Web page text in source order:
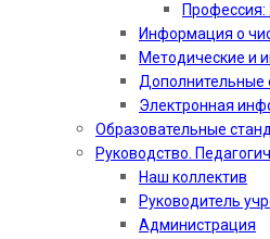
Информация о
Методические и
Дополнительные
Электронная
Образовательные
Руководство.
Наш коллектив
Руководитель
Администрация